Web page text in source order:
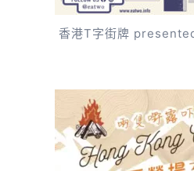
香港T字街牌